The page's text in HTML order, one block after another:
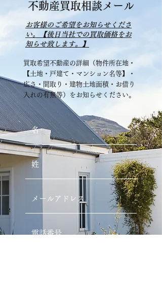
不動産買取相談メール
​お客様のご希望をお知らせくださ
い。【後日当社での買取価格をお
知らせ致します。】
買取希望不動産の詳細（物件所在地・
【土地・戸建て・マンション名等】・
広さ・間取り・建物土地面積・お借り
入れの有無等）をお知らせください。